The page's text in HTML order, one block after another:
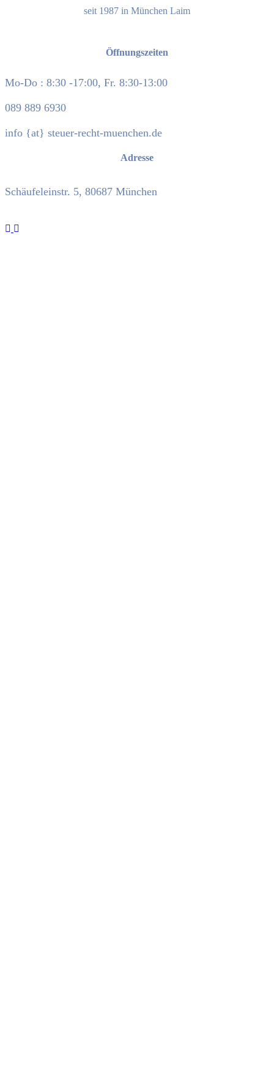
seit 1987 in München Laim
Öffnungszeiten
Mo-Do : 8:30 -17:00, Fr. 8:30-13:00
089 889 6930
info {at} steuer-recht-muenchen.de
Adresse
Schäufeleinstr. 5, 80687 München